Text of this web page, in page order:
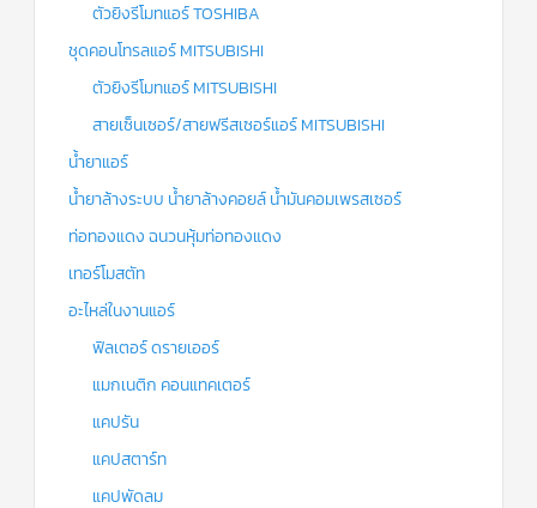
ตัวยิงรีโมทแอร์ TOSHIBA
ชุดคอนโทรลแอร์ MITSUBISHI
ตัวยิงรีโมทแอร์ MITSUBISHI
สายเซ็นเซอร์/สายฟรีสเซอร์แอร์ MITSUBISHI
น้ำยาแอร์
น้ำยาล้างระบบ น้ำยาล้างคอยล์ น้ำมันคอมเพรสเซอร์
ท่อทองแดง ฉนวนหุ้มท่อทองแดง
เทอร์โมสตัท
อะไหล่ในงานแอร์
ฟิลเตอร์ ดรายเออร์
แมกเนติก คอนแทคเตอร์
แคปรัน
แคปสตาร์ท
แคปพัดลม